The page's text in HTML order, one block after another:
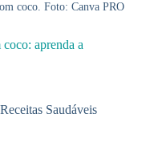
coco. Foto: Canva PRO
aprenda a
Receitas Saudáveis